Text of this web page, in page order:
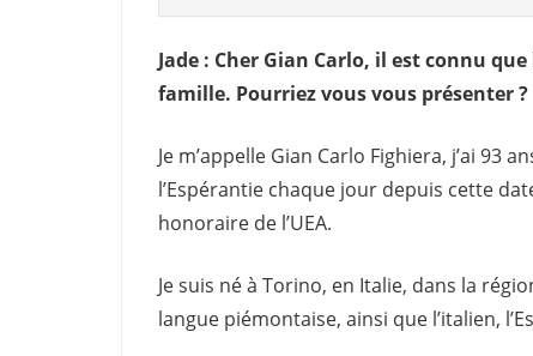
Jade : Cher Gian Carlo, il est connu
famille. Pourriez vous vous présenter ?
Je m’appelle Gian Carlo Fighiera, j’ai 93
l’Espérantie chaque jour depuis cette
honoraire de l’UEA.
Je suis né à Torino, en Italie, dans la
langue piémontaise, ainsi que l’italien,